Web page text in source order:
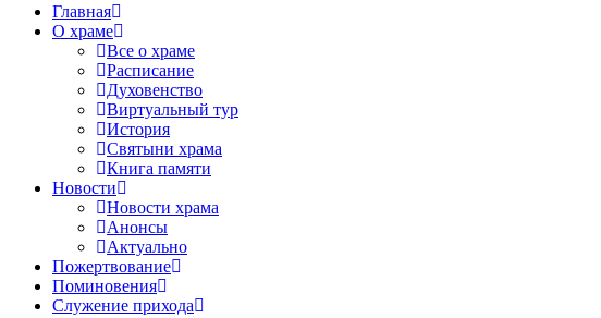
Главная
О храме
Все о храме
Расписание
Духовенство
Виртуальный тур
История
Святыни храма
Книга памяти
Новости
Новости храма
Анонсы
Актуально
Пожертвование
Поминовения
Служение прихода